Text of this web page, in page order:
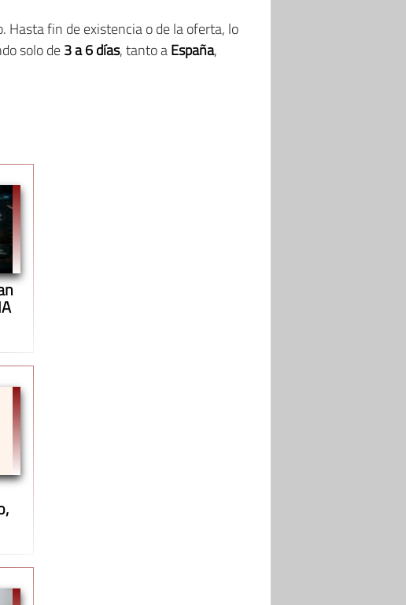
Hasta fin de existencia o de la oferta, lo
solo de3 a 6 días, tanto aEspaña,